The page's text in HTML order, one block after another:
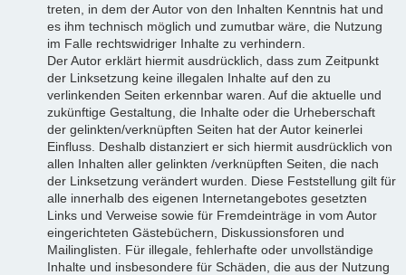
treten, in dem der Autor von den Inhalten Kenntnis hat und
es ihm technisch möglich und zumutbar wäre, die Nutzung
im Falle rechtswidriger Inhalte zu verhindern.
Der Autor erklärt hiermit ausdrücklich, dass zum Zeitpunkt
der Linksetzung keine illegalen Inhalte auf den zu
verlinkenden Seiten erkennbar waren. Auf die aktuelle und
zukünftige Gestaltung, die Inhalte oder die Urheberschaft
der gelinkten/verknüpften Seiten hat der Autor keinerlei
Einfluss. Deshalb distanziert er sich hiermit ausdrücklich von
allen Inhalten aller gelinkten /verknüpften Seiten, die nach
der Linksetzung verändert wurden. Diese Feststellung gilt für
alle innerhalb des eigenen Internetangebotes gesetzten
Links und Verweise sowie für Fremdeinträge in vom Autor
eingerichteten Gästebüchern, Diskussionsforen und
Mailinglisten. Für illegale, fehlerhafte oder unvollständige
Inhalte und insbesondere für Schäden, die aus der Nutzung